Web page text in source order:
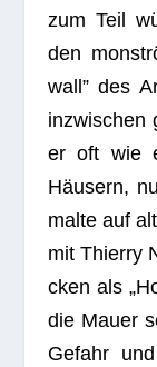
zum Teil
den
wall” des
inzwi­schen
er oft wie
Häu­sern,
malte auf
mit Thierry
cken als
die Mauer
Gefahr